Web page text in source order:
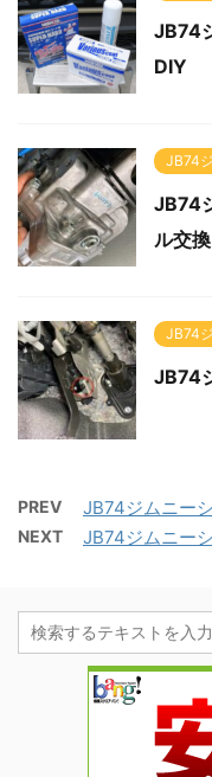
JB74
DIY
JB74
JB74
ル交
JB74
JB74
PREV JB74ジムニー
NEXT JB74ジムニー